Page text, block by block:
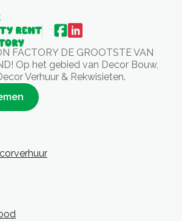
FACTORY DE GROOTSTE VAN
Op het gebied van Decor Bouw,
Verhuur & Rekwisieten.